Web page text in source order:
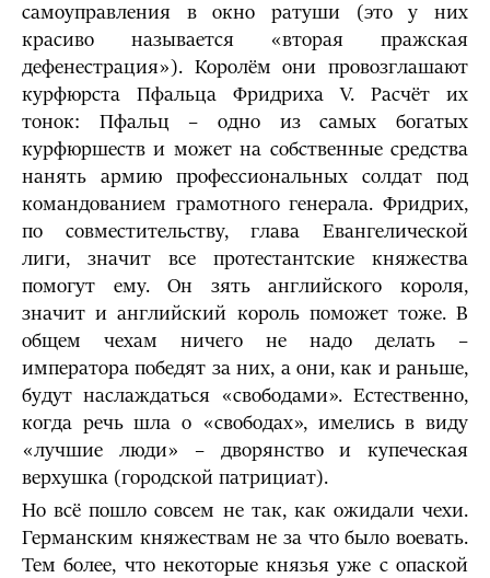
самоуправления в окно ратуши (это у них
красиво называется «вторая пражская
дефенестрация»). Королём они провозглашают
курфюрста Пфальца Фридриха V. Расчёт их
тонок: Пфальц – одно из самых богатых
курфюршеств и может на собственные средства
нанять армию профессиональных солдат под
командованием грамотного генерала. Фридрих,
по совместительству, глава Евангелической
лиги, значит все протестантские княжества
помогут ему. Он зять английского короля,
значит и английский король поможет тоже. В
общем чехам ничего не надо делать –
императора победят за них, а они, как и раньше,
будут наслаждаться «свободами». Естественно,
когда речь шла о «свободах», имелись в виду
«лучшие люди» – дворянство и купеческая
верхушка (городской патрициат).
Но всё пошло совсем не так, как ожидали чехи.
Германским княжествам не за что было воевать.
Тем более, что некоторые князья уже с опаской